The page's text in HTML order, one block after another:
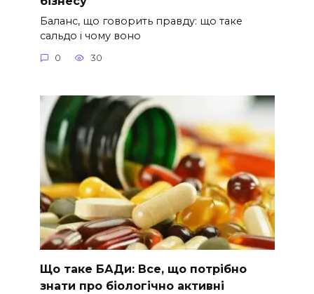
Баланс, що говорить правду: що таке
сальдо і чому воно
0 30
Що таке БАДи: Все, що потрібно
знати про біологічно активні